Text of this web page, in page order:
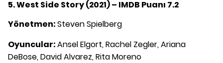
5. West Side Story (2021) – IMDB Puanı 7.2
Yönetmen:Steven Spielberg
Oyuncular:Ansel Elgort, Rachel Zegler, Ariana
DeBose, David Alvarez, Rita Moreno